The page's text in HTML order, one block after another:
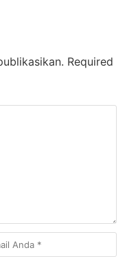
Required